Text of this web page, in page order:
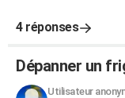
4 réponses
Dépanner un
Utilisateur